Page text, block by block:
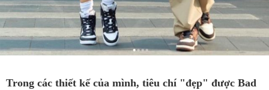
Trong các thiết kế của mình, tiêu chí "đẹp" được Bad